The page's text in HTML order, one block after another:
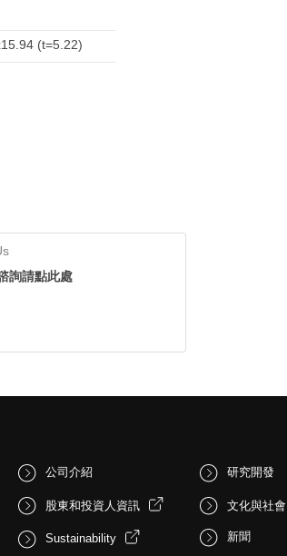
(t=5.22)
詢請點此處
公司介紹
股東和投資人資訊
Sustainability
研究開發
文化與社會
新聞